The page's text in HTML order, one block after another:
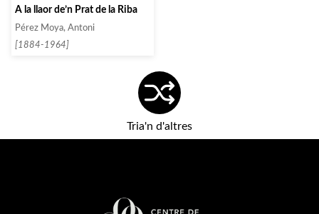
A la llaor de’n Prat de la Riba
Pérez Moya, Antoni
[1884-1964]
Tria'n d'altres